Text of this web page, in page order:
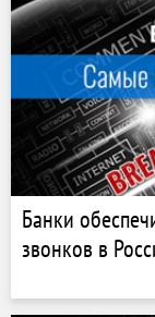
Банки
звонков в